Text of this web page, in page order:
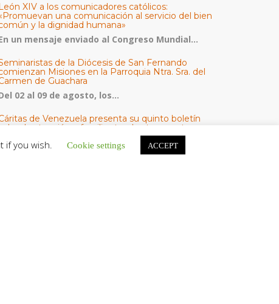
XIV a los comunicadores católicos:
una comunicación al servicio del bien
y la dignidad humana»
un mensaje enviado al Congreso Mundial...
de la Diócesis de San Fernando
Misiones en la Parroquia Ntra. Sra. del
de Guachara
02 al 09 de agosto, los...
de Venezuela presenta su quinto boletín
sobre la atención a familias tras los terremotos
Cáritas de Venezuela publicó este martes 4...
if you wish. Cookie settings ACCEPT